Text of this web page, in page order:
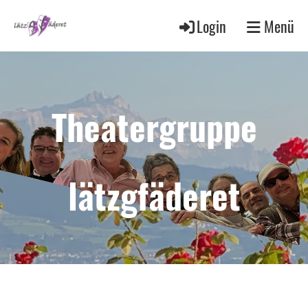
Login Menü
Theatergruppe
lätzgfäderet